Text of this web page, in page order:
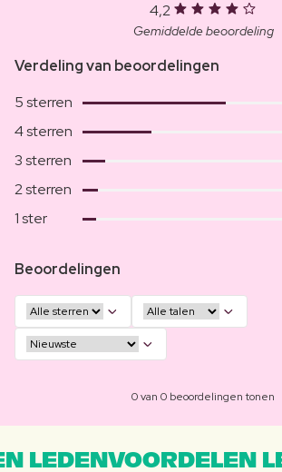
4,2
Gemiddelde beoordeling
Verdeling van beoordelingen
5 sterren
4 sterren
3 sterren
2 sterren
1 ster
Beoordelingen
0 van 0 beoordelingen tonen
LEDENVOORDELEN